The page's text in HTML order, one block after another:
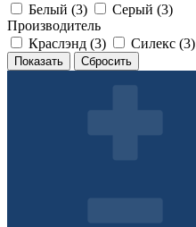
Белый (3) Серый (3)
Производитель
Краслэнд (3) Силекс (3)